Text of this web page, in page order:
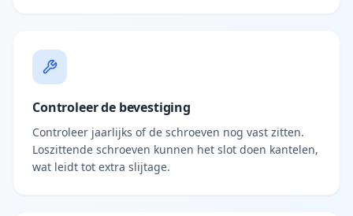
Controleer de bevestiging
Controleer jaarlijks of de schroeven nog vast zitten.
Loszittende schroeven kunnen het slot doen kantelen,
wat leidt tot extra slijtage.